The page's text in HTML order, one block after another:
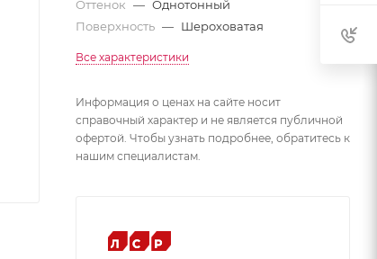
Оттенок — Однотонный
Поверхность — Шероховатая
Все характеристики
Информация о ценах на сайте носит
справочный характер и не является публичной
офертой. Чтобы узнать подробнее, обратитесь к
нашим специалистам.